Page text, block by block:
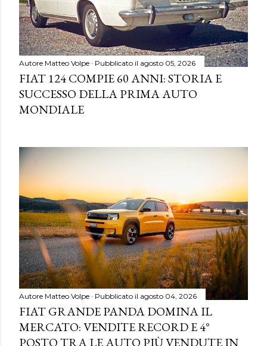
Autore Matteo Volpe Pubblicato il agosto 05, 2026
FIAT 124 COMPIE 60 ANNI: STORIA E
SUCCESSO DELLA PRIMA AUTO
MONDIALE
Autore Matteo Volpe Pubblicato il agosto 04, 2026
FIAT GRANDE PANDA DOMINA IL
MERCATO: VENDITE RECORD E 4°
POSTO TRA LE AUTO PIÙ VENDUTE IN